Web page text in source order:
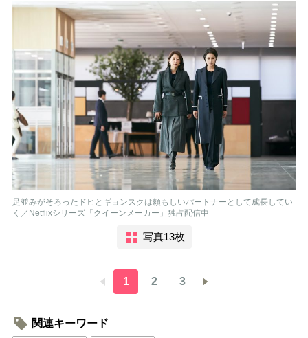
足並みがそろったドヒとギョンスクは頼もしいパートナーとして成長してい
く／Netflixシリーズ「クイーンメーカー」独占配信中
写真13枚
1 2 3
関連キーワード